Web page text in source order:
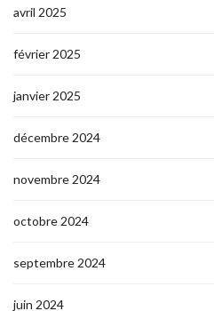
avril 2025
février 2025
janvier 2025
décembre 2024
novembre 2024
octobre 2024
septembre 2024
juin 2024